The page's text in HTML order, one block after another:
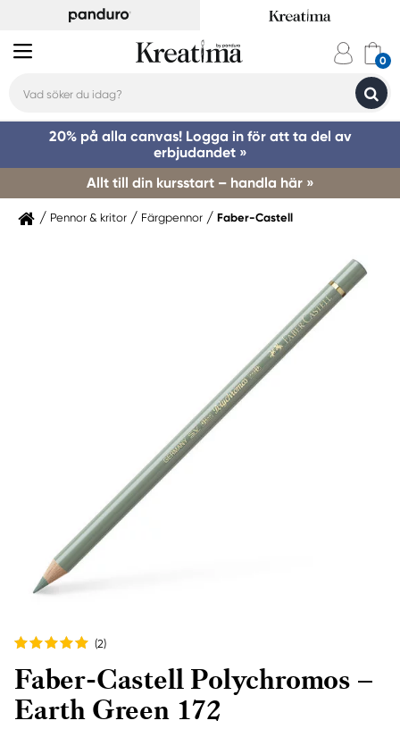
20% på alla canvas! Logga in för att ta del av
erbjudandet »
Allt till din kursstart – handla här »
Pennor & kritor Färgpennor Faber-Castell
(2)
Faber-Castell Polychromos –
Earth Green 172